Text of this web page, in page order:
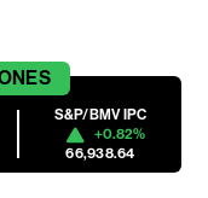
S&P/BMV IPC
+0.82%
66,938.64